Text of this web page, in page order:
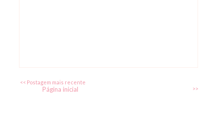
<< Postagem mais recente
>>
Página inicial